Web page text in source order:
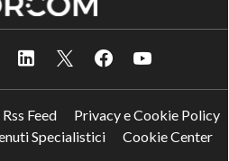
Rss Feed
Privacy e Cookie Policy
Specialistici
Cookie Center